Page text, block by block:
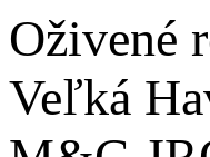
Oživené
Veľká